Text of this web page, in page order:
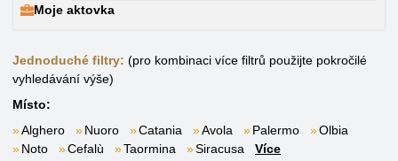
Moje aktovka
Jednoduché filtry: (pro kombinaci více filtrů použijte pokročilé
vyhledávání výše)
Místo:
Alghero
Nuoro Catania Avola Palermo
Olbia
Noto
Cefalù Taormina Siracusa
Více